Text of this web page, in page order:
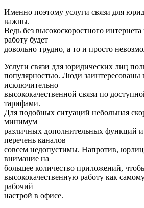
Именно поэтому услуги связи для
важны.
Ведь без высокоскоростного
работу будет
довольно трудно, а то и просто
Услуги связи для юридических лиц
популярностью. Люди заинтересованы
исключительно
высококачественной связи по
тарифами.
Для подобных ситуаций небольшая
минимум
различных дополнительных функций и
перечень каналов
совсем недопустимы. Напротив,
внимание на
большее количество приложений,
высококачественную работу как
рабочий
настрой в офисе.